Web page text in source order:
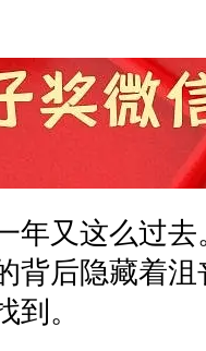
年又这么过
背后隐藏着
到。